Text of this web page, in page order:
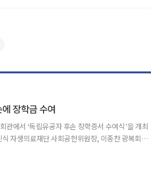
장학금 수여
관에서 ‘독립유공자 후손 장학증서 수여식’을 개최
자생의료재단 사회공헌위원장, 이종찬 광복회장,